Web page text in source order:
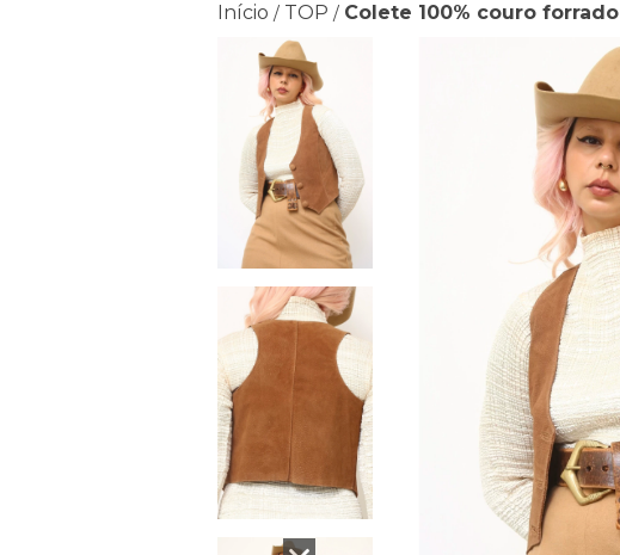
Início / TOP / Colete 100% couro forrado